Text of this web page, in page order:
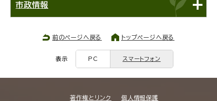
市政情報
前のページへ戻る トップページへ戻る
表示 PC スマートフォン
著作権とリンク 個人情報保護